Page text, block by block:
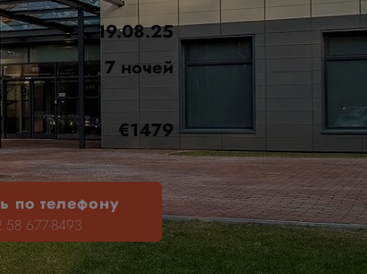
19.08.25
7 ночей
€1479
по телефону
58 677-8493